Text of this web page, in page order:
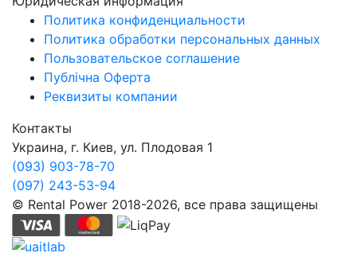
Политика конфиденциальности
Политика обработки персональных данных
Пользовательское соглашение
Публічна Оферта
Реквизиты компании
Контакты
Украина, г. Киев, ул. Плодовая 1
(093) 903-78-70
(097) 243-53-94
© Rental Power 2018-2026, все права защищены